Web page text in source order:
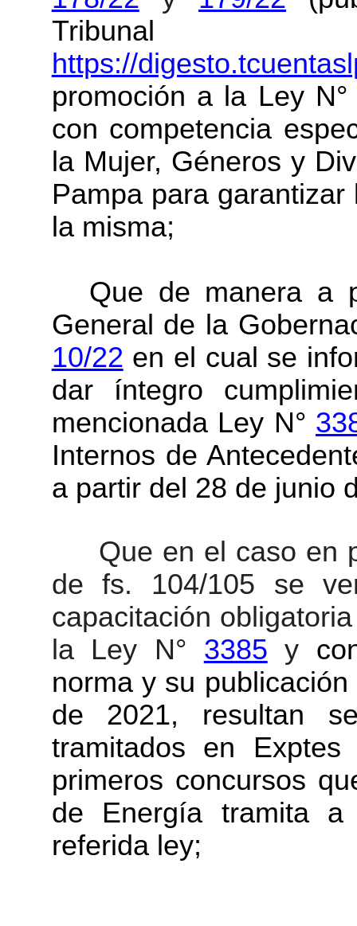
Tribunal
https://
promoción a la Ley
con competencia
la Mujer, Géneros y
Pampa para
la misma;
Que de manera a
General de la
10/22 en el cual se
dar íntegro
mencionada Ley N°
Internos de
a partir del 28 de junio
Que en el caso en
de fs. 104/105 se
capacitación
la Ley N° 3385 y
norma y su
de 2021, resultan
tramitados en
primeros concursos
de Energía tramita
referida ley;